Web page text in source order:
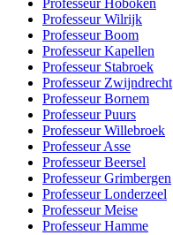
Professeur Hoboken
Professeur Wilrijk
Professeur Boom
Professeur Kapellen
Professeur Stabroek
Professeur Zwijndrecht
Professeur Bornem
Professeur Puurs
Professeur Willebroek
Professeur Asse
Professeur Beersel
Professeur Grimbergen
Professeur Londerzeel
Professeur Meise
Professeur Hamme